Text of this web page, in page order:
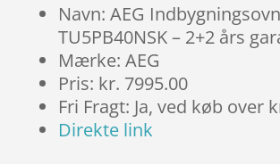
Navn: AEG Indbygningsovn
TU5PB40NSK – 2+2 års
Mærke: AEG
Pris: kr. 7995.00
Fri Fragt: Ja, ved køb over
Direkte link